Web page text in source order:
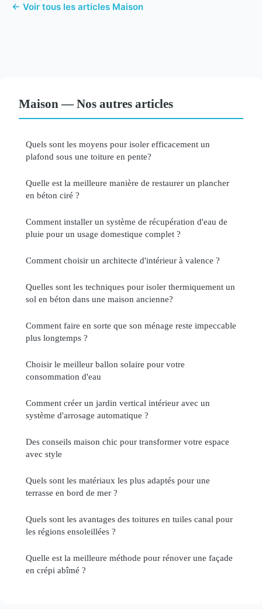
← Voir tous les articles Maison
Maison — Nos autres articles
Quels sont les moyens pour isoler efficacement un
plafond sous une toiture en pente?
Quelle est la meilleure manière de restaurer un plancher
en béton ciré ?
Comment installer un système de récupération d'eau de
pluie pour un usage domestique complet ?
Comment choisir un architecte d'intérieur à valence ?
Quelles sont les techniques pour isoler thermiquement un
sol en béton dans une maison ancienne?
Comment faire en sorte que son ménage reste impeccable
plus longtemps ?
Choisir le meilleur ballon solaire pour votre
consommation d'eau
Comment créer un jardin vertical intérieur avec un
système d'arrosage automatique ?
Des conseils maison chic pour transformer votre espace
avec style
Quels sont les matériaux les plus adaptés pour une
terrasse en bord de mer ?
Quels sont les avantages des toitures en tuiles canal pour
les régions ensoleillées ?
Quelle est la meilleure méthode pour rénover une façade
en crépi abîmé ?